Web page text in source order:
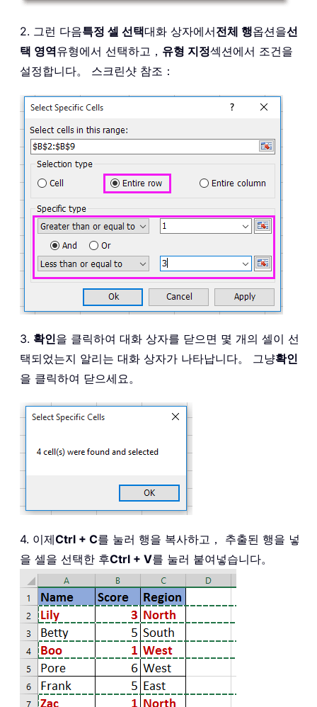
2. 그런 다음특정 셀 선택대화 상자에서전체 행옵션을선
택 영역유형에서 선택하고， 유형 지정섹션에서 조건을
설정합니다。 스크린샷 참조：
3. 확인을 클릭하여 대화 상자를 닫으면 몇 개의 셀이 선
택되었는지 알리는 대화 상자가 나타납니다。 그냥확인
을 클릭하여 닫으세요。
4. 이제Ctrl + C를 눌러 행을 복사하고， 추출된 행을 넣
을 셀을 선택한 후Ctrl + V를 눌러 붙여넣습니다。